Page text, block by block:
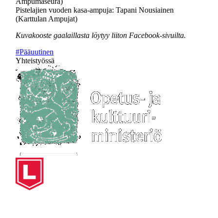
Pistelajien vuoden kasa-ampuja: Tapani Nousiainen
(Karttulan Ampujat)
Kuvakooste gaalaillasta löytyy liiton Facebook-sivuilta.
#Pääuutinen
Yhteistyössä